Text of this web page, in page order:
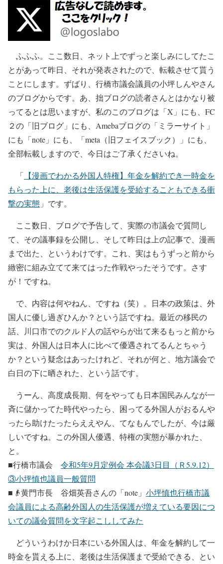
ふふふ。ここ数日、ネット上でずっと楽しみにしてたこ
とがあって昨日、それが発表されたので、転載させて貰う
ことにします。ずばり、行橋市議会議員の小坪しんやさん
のブログからです。あ、拙ブログの読者さんとはかなり被
ってるとは思いますが、私のこのブログは「X」にも、FC
２の「旧ブログ」にも、Amebaブログの「ミラーサイト」
にも「note」にも、「meta（旧フェイスブック）」にも、
全部転載しますので、今日はご了承くださいね。
「 【漫画でわかる外国人特権】年金を解約でき一時金を
もらった上に、老後は生活保護を受給することもできる衝
撃の実態 」です。
ここ数日、ブログで予告して、実際の市議会で質問し
て、その議事録を公開し、そして昨日は上の記事で、漫画
まで出た、というわけです。これ、実はもうずっと前から
緻密に組み立てて来てはった作戦やったそうです。さす
が！ですね。
で、内容は何やねん、ですね（笑）。日本の政策は、外
国人に優し過ぎひんか？という話ですね。最近の移民の
話、川口市でのクルド人の話やらが出て来るもっと前から
実は、外国人は日本人に比べて優遇されてるんとちゃう
か？という疑念はあったけれど、それが何と、地方議会で
白日の下に晒された、という話です。
うーん、高度成長期、何をやっても日本国民みんなが一
斉に儲かってた時代やったら、困ってる外国人がおるんや
ったら助けたったらええやん、てなもんでしたが、今は厳
しいですね。この外国人優遇、特権の実態が暴かれた、
と。
■行橋市議会 令和5年9月定例会 本会議3日目（Ｒ5.9.12）
③小坪慎也議員一般質問
■👴黄門市長 谷畑英吾さんの「note」 小坪慎也行橋市議
会議員による高齢外国人の生活保護が増えている要因につ
いての議会質問を文字起こししてみた
どういうわけか日本にいる外国人は、年金を解約して一
時金を貰える上に、老後は生活保護まで受給できる、とい